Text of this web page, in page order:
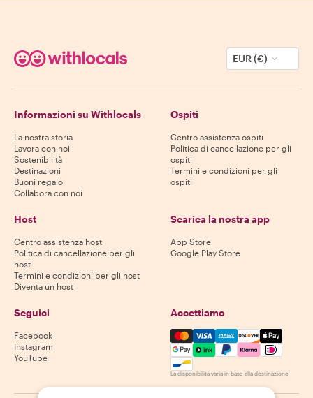
EUR (€)
Informazioni su Withlocals
La nostra storia
Lavora con noi
Sostenibilità
Destinazioni
Buoni regalo
Collabora con noi
Ospiti
Centro assistenza ospiti
Politica di cancellazione per gli
ospiti
Termini e condizioni per gli
ospiti
Host
Centro assistenza host
Politica di cancellazione per gli
host
Termini e condizioni per gli host
Diventa un host
Scarica la nostra app
App Store
Google Play Store
Seguici
Facebook
Instagram
YouTube
Accettiamo
Mastercard, Visa, Amex,
La disponibilità varia in base alla destinazione